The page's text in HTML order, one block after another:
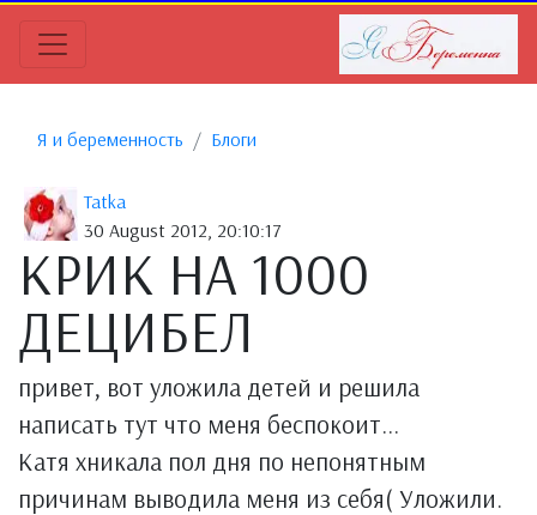
Я и беременность Блоги
Tatka
30 August 2012, 20:10:17
КРИК НА 1000
ДЕЦИБЕЛ
привет, вот уложила детей и решила
написать тут что меня беспокоит...
Катя хникала пол дня по непонятным
причинам выводила меня из себя( Уложили.